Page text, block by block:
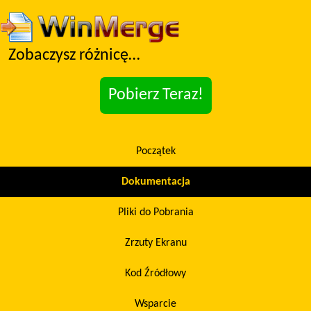
Zobaczysz różnicę…
Pobierz Teraz!
Początek
Dokumentacja
Pliki do Pobrania
Zrzuty Ekranu
Kod Źródłowy
Wsparcie